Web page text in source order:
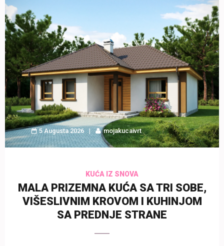
5 Augusta 2026 mojakucaivrt
KUĆA IZ SNOVA
MALA PRIZEMNA KUĆA SA TRI SOBE,
VIŠESLIVNIM KROVOM I KUHINJOM
SA PREDNJE STRANE